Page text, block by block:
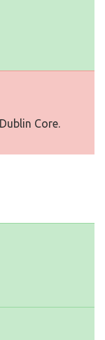
Core.